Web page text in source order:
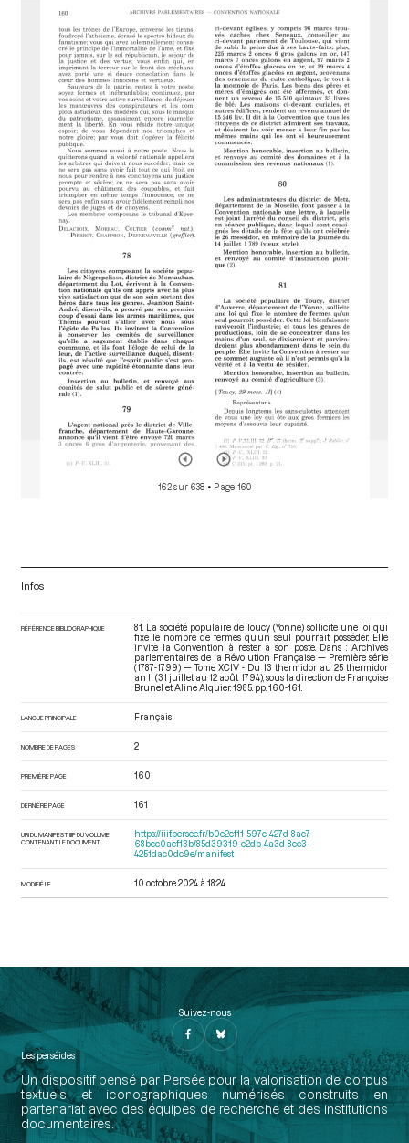
162 sur 638 • Page 160
Infos
RÉFÉRENCE BIBLIOGRAPHIQUE
81. La société populaire de Toucy (Yonne) sollicite une loi qui
fixe le nombre de fermes qu’un seul pourrait posséder. Elle
invite la Convention à rester à son poste. Dans : Archives
parlementaires de la Révolution Française — Première série
(1787-1799) — Tome XCIV - Du 13 thermidor au 25 thermidor
an II (31 juillet au 12 août 1794), sous la direction de Françoise
Brunel et Aline Alquier. 1985. pp. 160-161.
LANGUE PRINCIPALE Français
NOMBRE DE PAGES 2
PREMIÈRE PAGE 160
DERNIÈRE PAGE 161
URI DU MANIFEST IIIF DU VOLUME
CONTENANT LE DOCUMENT
https://iiif.persee.fr/b0e2cf11-597c-427d-8ac7-
68bcc0acf13b/85d39319-c2db-4a3d-8ce3-
4251dac0dc9e/manifest
MODIFIÉ LE 10 octobre 2024 à 18:24
Suivez-nous
Les perséides
Un dispositif pensé par Persée pour la valorisation de corpus
textuels et iconographiques numérisés construits en
partenariat avec des équipes de recherche et des institutions
documentaires.